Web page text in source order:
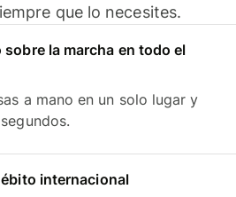
que lo necesites.
la marcha en todo el
a mano en un solo lugar y
internacional